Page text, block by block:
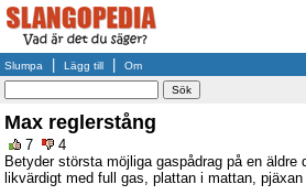
Slumpa Lägg till Om
Max reglerstång
7
4
Betyder största möjliga gaspådrag på en äldre
likvärdigt med full gas, plattan i mattan,